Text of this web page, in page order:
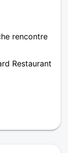
rencontre
Restaurant